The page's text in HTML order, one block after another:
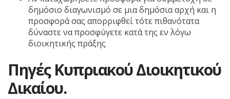
δημόσιο διαγωνισμό σε μια δημόσια αρχή και η
προσφορά σας απορριφθεί τότε πιθανότατα
δύναστε να προσφύγετε κατά της εν λόγω
διοικητικής πράξης
Πηγές Κυπριακού Διοικητικού
Δικαίου.